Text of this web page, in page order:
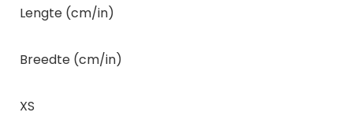
Lengte (cm/in)
Breedte (cm/in)
XS